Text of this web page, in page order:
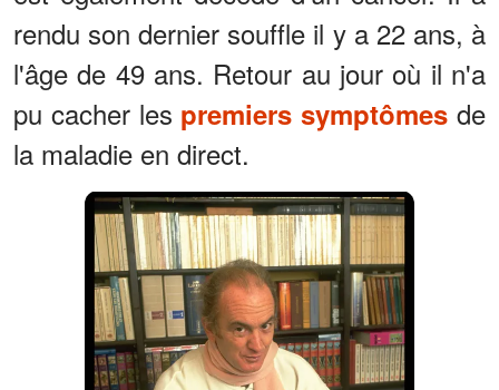
rendu son dernier souffle il y a 22 ans, à
l'âge de 49 ans. Retour au jour où il n'a
pu cacher les premiers symptômes de
la maladie en direct.